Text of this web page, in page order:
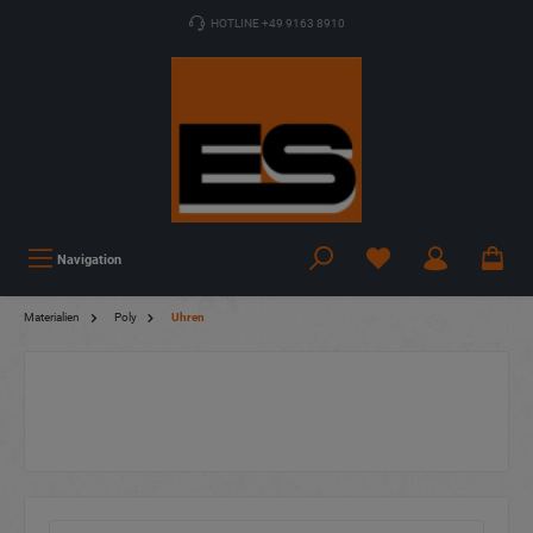
HOTLINE +49 9163 8910
Navigation
Materialien Poly Uhren